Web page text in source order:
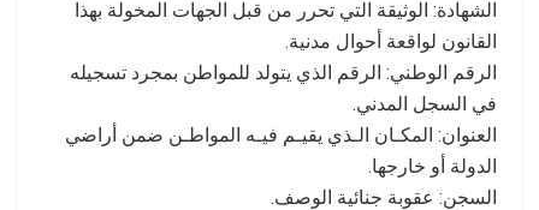
الشهادة: الوثيقة التي تحرر من قبل الجهات المخولة بهذا
القانون لواقعة أحوال مدنية.
الرقم الوطني: الرقم الذي يتولد للمواطن بمجرد تسجيله
في السجل المدني.
العنوان: المكـان الـذي يقيـم فيـه المواطـن ضمن أراضي
الدولة أو خارجها.
السجن: عقوبة جنائية الوصف.